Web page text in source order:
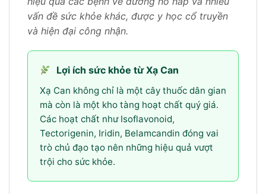
vấn đề sức khỏe khác, được y học cổ truyền
và hiện đại công nhận.
Lợi ích sức khỏe từ Xạ Can
Xạ Can không chỉ là một cây thuốc dân gian
mà còn là một kho tàng hoạt chất quý giá.
Các hoạt chất như Isoflavonoid,
Tectorigenin, Iridin, Belamcandin đóng vai
trò chủ đạo tạo nên những hiệu quả vượt
trội cho sức khỏe.